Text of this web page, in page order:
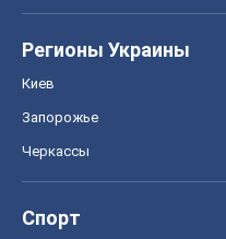
Регионы Украины
Киев
Запорожье
Черкассы
Спорт